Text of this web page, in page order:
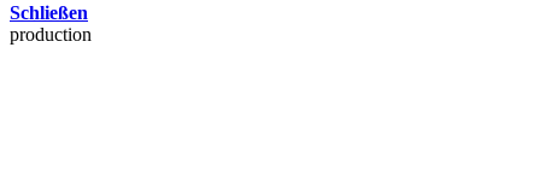
Schließen
production